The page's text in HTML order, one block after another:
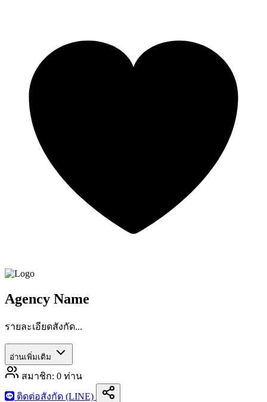
Agency Name
รายละเอียดสังกัด...
อ่านเพิ่มเติม
สมาชิก: 0 ท่าน
ติดต่อสังกัด (LINE)